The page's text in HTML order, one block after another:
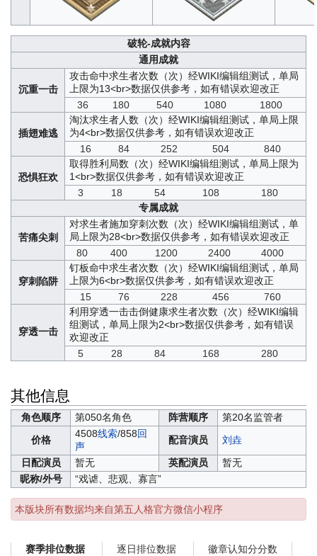
破轮-成就内容
通用成就
沉重一击
攻击命中求生者次数（次） 经WIKI编辑组测试，单局
上限为13<br>数据仅供参考，如有错误欢迎改正
36
180 540 1080 1800
插翅难逃
淘汰求生者人数（次） 经WIKI编辑组测试，单局上限
为4<br>数据仅供参考，如有错误欢迎改正
16
84 252 504 840
恐惧狂欢
取得胜利局数（次） 经WIKI编辑组测试，单局上限为
1<br>数据仅供参考，如有错误欢迎改正
3
18 54 108
180
专属成就
苦痛尖刺
对求生者施加穿刺次数（次） 经WIKI编辑组测试，单
局上限为28<br>数据仅供参考，如有错误欢迎改正
80
400 1200 2400 4000
穿刺陷阱
钉板命中求生者次数（次） 经WIKI编辑组测试，单局
上限为6<br>数据仅供参考，如有错误欢迎改正
15
76 228 456 760
穿透一击
利用穿透一击击倒健康求生者次数（次） 经WIKI编辑
组测试，单局上限为2<br>数据仅供参考，如有错误
欢迎改正
5
28 84 168 280
其他信息
角色顺序 第050名角色 阵营顺序
第20名监管者
价格
4508线索/858回
声
配音演员
刘垚
日配演员
暂无 英配演员
暂无
昵称/外号
“戏谑、悲观、寡言”
本版块所有数据均来自第五人格官方微信小程序
赛季排位数据 逐日排位数据 徽章认知分分数